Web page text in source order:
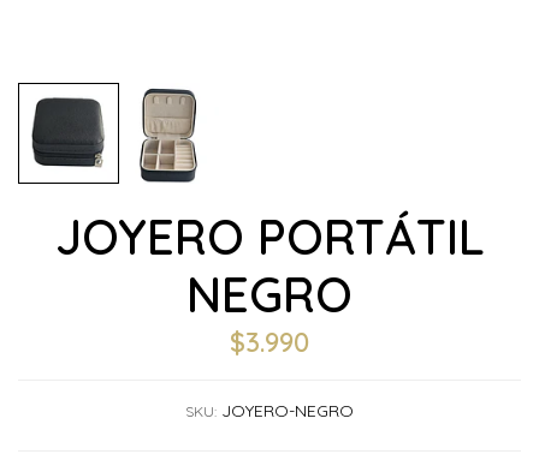
JOYERO PORTÁTIL
NEGRO
$3.990
SKU: JOYERO-NEGRO